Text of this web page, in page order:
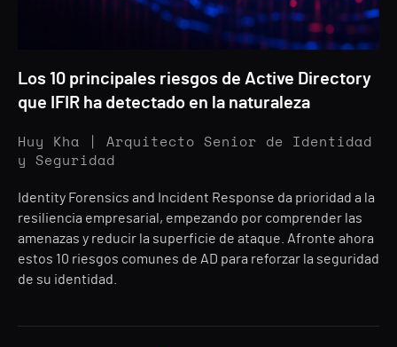
Los 10 principales riesgos de Active Directory
que IFIR ha detectado en la naturaleza
Huy Kha | Arquitecto Senior de Identidad
y Seguridad
Identity Forensics and Incident Response da prioridad a la
resiliencia empresarial, empezando por comprender las
amenazas y reducir la superficie de ataque. Afronte ahora
estos 10 riesgos comunes de AD para reforzar la seguridad
de su identidad.